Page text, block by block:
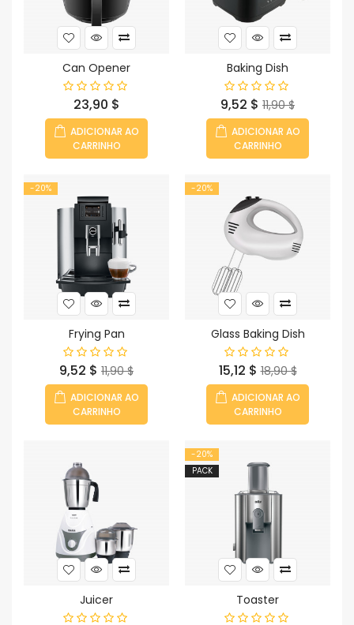
Can Opener
Preço
23,90 $
ADICIONAR AO
CARRINHO
Baking Dish
Preço
9,52 $ Preço
normal
11,90 $
ADICIONAR AO
CARRINHO
-20%
Frying Pan
Preço
9,52 $ Preço
normal
11,90 $
ADICIONAR AO
CARRINHO
-20%
Glass Baking Dish
Preço
15,12 $ Preço
normal
18,90 $
ADICIONAR AO
CARRINHO
Juicer
-20%
PACK
Toaster